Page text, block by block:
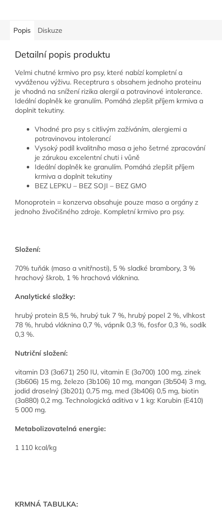
Popis Diskuze
Detailní popis produktu
Velmi chutné krmivo pro psy, které nabízí kompletní a
vyváženou výživu. Receptrura s obsahem jednoho proteinu
je vhodná na snížení rizika alergií a potravinové intolerance.
Ideální doplněk ke granulím. Pomáhá zlepšit příjem krmiva a
doplnit tekutiny.
Vhodné pro psy s citlivým zažíváním, alergiemi a
potravinovou intolerancí
Vysoký podíl kvalitního masa a jeho šetrné zpracování
je zárukou excelentní chuti i vůně
Ideální doplněk ke granulím. Pomáhá zlepšit příjem
krmiva a doplnit tekutiny
BEZ LEPKU – BEZ SOJI – BEZ GMO
Monoprotein = konzerva obsahuje pouze maso a orgány z
jednoho živočišného zdroje. Kompletní krmivo pro psy.
Složení:
70% tuňák (maso a vnitřnosti), 5 % sladké brambory, 3 %
hrachový škrob, 1 % hrachová vláknina.
Analytické složky:
hrubý protein 8,5 %, hrubý tuk 7 %, hrubý popel 2 %, vlhkost
78 %, hrubá vláknina 0,7 %, vápník 0,3 %, fosfor 0,3 %, sodík
0,3 %.
Nutriční složení:
vitamin D3 (3a671) 250 IU, vitamin E (3a700) 100 mg, zinek
(3b606) 15 mg, železo (3b106) 10 mg, mangan (3b504) 3 mg,
jodid draselný (3b201) 0,75 mg, med (3b406) 0,5 mg, biotin
(3a880) 0,2 mg. Technologická aditiva v 1 kg: Karubin (E410)
5 000 mg.
Metabolizovatelná energie:
1 110 kcal/kg
KRMNÁ TABULKA: